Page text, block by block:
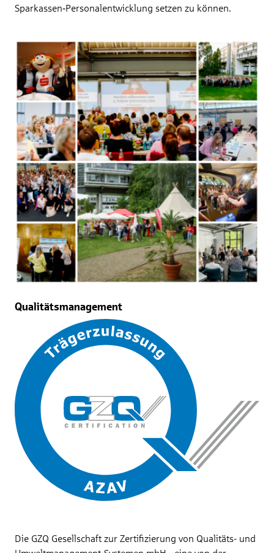
Sparkassen‑Personalentwicklung setzen zu können.
Qualitätsmanagement
Die GZQ Gesellschaft zur Zertifizierung von Qualitäts- und